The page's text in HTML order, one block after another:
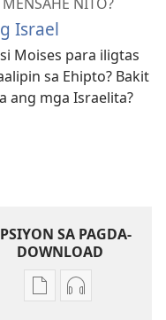
Israel
Moises para iligtas
sa Ehipto? Bakit
ang mga Israelita?
SA PAGDA-
DOWNLOAD
OpsiyonOpsiyon